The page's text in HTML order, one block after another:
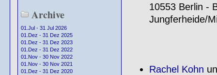
Archive
01.Jul - 31 Jul 2026
01.Dez - 31 Dez 2025
01.Dez - 31 Dez 2023
01.Dez - 31 Dez 2022
01.Nov - 30 Nov 2022
01.Nov - 30 Nov 2021
01.Dez - 31 Dez 2020
10553 Berlin -
Jungferheide/
Rachel Kohn